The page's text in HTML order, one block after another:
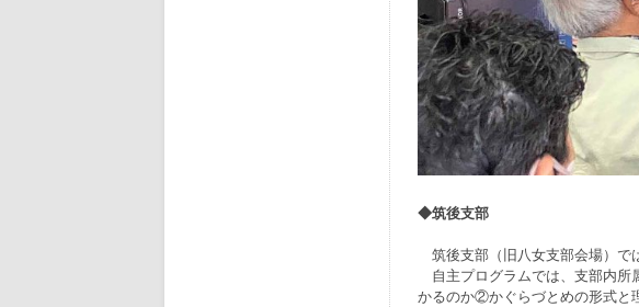
◆筑後支部
筑後支部（旧八女支部会場）で
自主プログラムでは、支部内所
かるのか②かぐらづとめの形式